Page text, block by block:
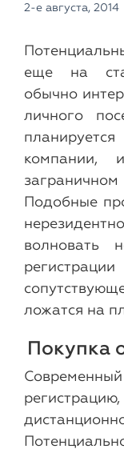
2-е августа, 2014
еще на
обычно
личного
компании,
Подобные
волновать
ложатся на
Покупка